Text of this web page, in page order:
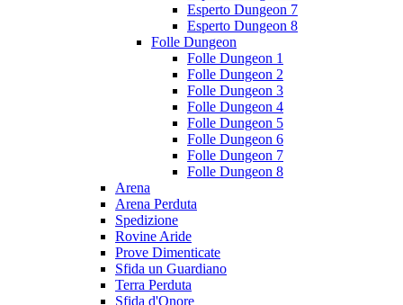
Esperto Dungeon 7
Esperto Dungeon 8
Folle Dungeon
Folle Dungeon 1
Folle Dungeon 2
Folle Dungeon 3
Folle Dungeon 4
Folle Dungeon 5
Folle Dungeon 6
Folle Dungeon 7
Folle Dungeon 8
Arena
Arena Perduta
Spedizione
Rovine Aride
Prove Dimenticate
Sfida un Guardiano
Terra Perduta
Sfida d'Onore